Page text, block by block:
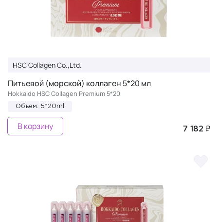
HSC Collagen Co.,Ltd.
Питьевой (морской) коллаген 5*20 мл
Hokkaido HSC Collagen Premium 5*20
Объем: 5*20ml
7 182 ₽
В корзину